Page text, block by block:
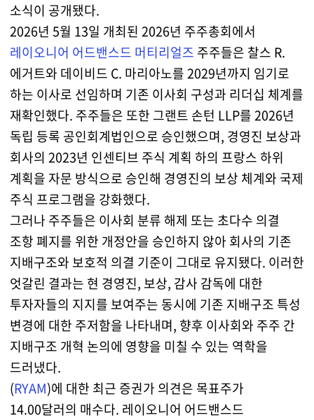
소식이 공개됐다.
2026년 5월 13일 개최된 2026년 주주총회에서
레이오니어 어드밴스드 머티리얼즈 주주들은 찰스 R.
에거트와 데이비드 C. 마리아노를 2029년까지 임기로
하는 이사로 선임하며 기존 이사회 구성과 리더십 체계를
재확인했다. 주주들은 또한 그랜트 손턴 LLP를 2026년
독립 등록 공인회계법인으로 승인했으며, 경영진 보상과
회사의 2023년 인센티브 주식 계획 하의 프랑스 하위
계획을 자문 방식으로 승인해 경영진의 보상 체계와 국제
주식 프로그램을 강화했다.
그러나 주주들은 이사회 분류 해제 또는 초다수 의결
조항 폐지를 위한 개정안을 승인하지 않아 회사의 기존
지배구조와 보호적 의결 기준이 그대로 유지됐다. 이러한
엇갈린 결과는 현 경영진, 보상, 감사 감독에 대한
투자자들의 지지를 보여주는 동시에 기존 지배구조 특성
변경에 대한 주저함을 나타내며, 향후 이사회와 주주 간
지배구조 개혁 논의에 영향을 미칠 수 있는 역학을
드러냈다.
(RYAM)에 대한 최근 증권가 의견은 목표주가
14.00달러의 매수다. 레이오니어 어드밴스드